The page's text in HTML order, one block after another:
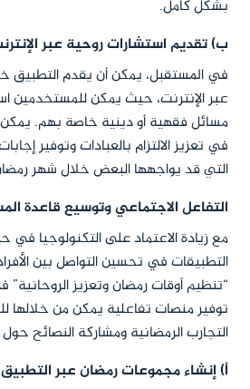
بشكل كامل.
ب) تقديم استشارات روحية عبر
في المستقبل، يمكن أن يقدم التطبيق
عبر الإنترنت، حيث يمكن للمستخدمين
مسائل فقهية أو دينية خاصة بهم.
في تعزيز الالتزام بالعبادات وتوفير
التي قد يواجهها البعض خلال شهر
التفاعل الاجتماعي وتوسيع قاعدة
مع زيادة الاعتماد على التكنولوجيا في
التطبيقات في تحسين التواصل بين
“تنظيم أوقات رمضان وتعزيز
توفير منصات تفاعلية يمكن من خلالها
التجارب الرمضانية ومشاركة النصائح حول
أ) إنشاء مجموعات رمضان عبر التطبيق